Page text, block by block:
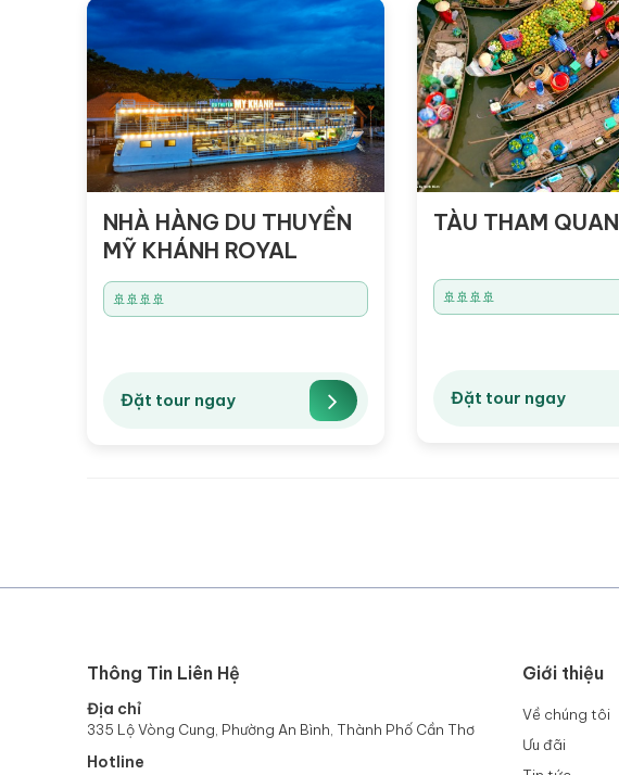
NHÀ HÀNG DU THUYỀN
MỸ KHÁNH ROYAL
🚢🚢🚢🚢
Đặt tour ngay
TÀU THAM QUAN
🚢🚢🚢🚢
Đặt tour ngay
Thông Tin Liên Hệ
Địa chỉ
335 Lộ Vòng Cung, Phường An Bình, Thành Phố Cần Thơ
Hotline
Giới thiệu
Về chúng tôi
Ưu đãi